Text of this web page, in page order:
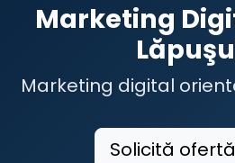
Marketing
Marketing digital
Solicită